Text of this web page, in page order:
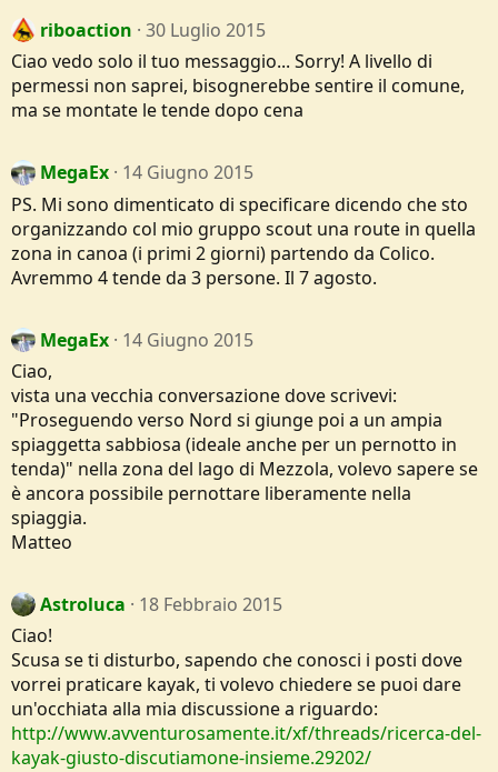
riboaction
30 Luglio 2015
Ciao vedo solo il tuo messaggio... Sorry! A livello di
permessi non saprei, bisognerebbe sentire il comune,
ma se montate le tende dopo cena
MegaEx 14 Giugno 2015
PS. Mi sono dimenticato di specificare dicendo che sto
organizzando col mio gruppo scout una route in quella
zona in canoa (i primi 2 giorni) partendo da Colico.
Avremmo 4 tende da 3 persone. Il 7 agosto.
MegaEx 14 Giugno 2015
Ciao,
vista una vecchia conversazione dove scrivevi:
"Proseguendo verso Nord si giunge poi a un ampia
spiaggetta sabbiosa (ideale anche per un pernotto in
tenda)" nella zona del lago di Mezzola, volevo sapere se
è ancora possibile pernottare liberamente nella
spiaggia.
Matteo
Astroluca
18 Febbraio 2015
Ciao!
Scusa se ti disturbo, sapendo che conosci i posti dove
vorrei praticare kayak, ti volevo chiedere se puoi dare
un'occhiata alla mia discussione a riguardo:
http://www.avventurosamente.it/xf/threads/ricerca-del-
kayak-giusto-discutiamone-insieme.29202/